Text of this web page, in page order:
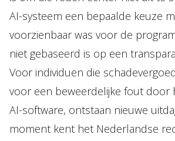
AI-systeem een bepaalde keuze
voorzienbaar was voor de
niet gebaseerd is op een
Voor individuen die
voor een beweerdelijke fout door
AI-software, ontstaan nieuwe
moment kent het Nederlandse